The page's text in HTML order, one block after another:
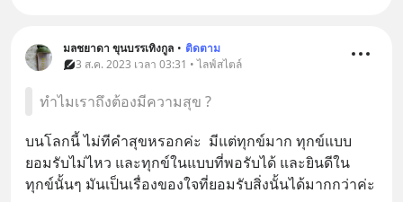
มลชยาดา ขุนบรรเทิงกูล • ติดตาม
3 ส.ค. 2023 เวลา 03:31 • ไลฟ์สไตล์
ทำไมเราถึงต้องมีความสุข ?
บนโลกนี้ ไม่ทีคำสุขหรอกค่ะ  มีแต่ทุกข์มาก ทุกข์แบบ
ยอมรับไม่ไหว และทุกข์ในแบบที่พอรับได้ และยินดีใน
ทุกข์นั้นๆ มันเป็นเรื่องของใจที่ยอมรับสิ่งนั้นได้มากกว่าค่ะ